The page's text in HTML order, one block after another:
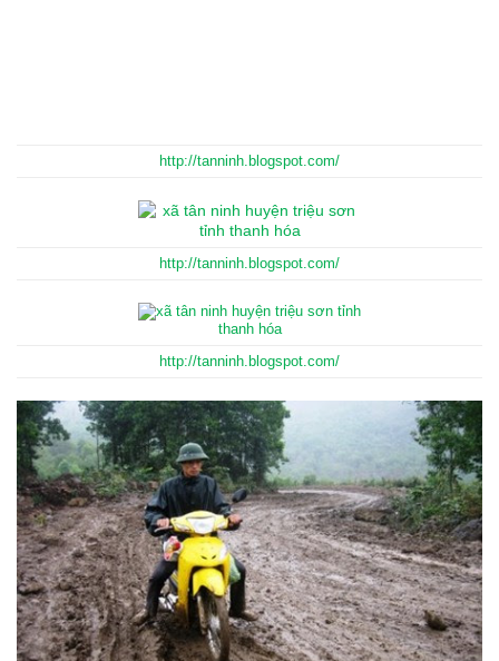
http://tanninh.blogspot.com/
http://tanninh.blogspot.com/
http://tanninh.blogspot.com/